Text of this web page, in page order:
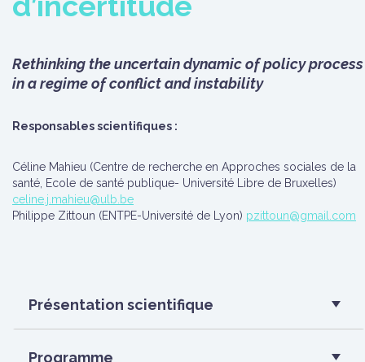
Rethinking the uncertain dynamic of policy process
in a regime of conflict and instability
Responsables scientifiques :
Céline Mahieu (Centre de recherche en Approches sociales de la
santé, Ecole de santé publique- Université Libre de Bruxelles)
celine.j.mahieu@ulb.be
Philippe Zittoun (ENTPE-Université de Lyon) pzittoun@gmail.com
Présentation scientifique
Programme